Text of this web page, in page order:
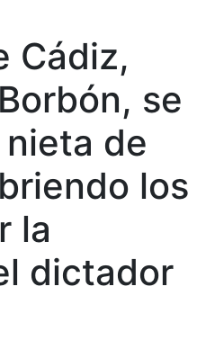
Cádiz,
se
de
los
la
dictador